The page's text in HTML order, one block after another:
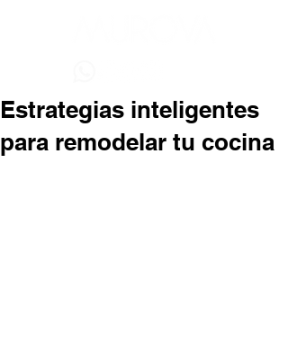
Estrategias inteligentes
para remodelar tu cocina